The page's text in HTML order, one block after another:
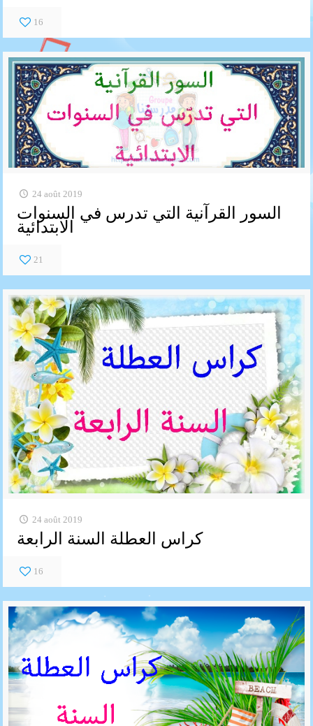
16
24 août 2019
السور القرآنية التي تدرس في السنوات
الابتدائية
21
24 août 2019
كراس العطلة السنة الرابعة
16